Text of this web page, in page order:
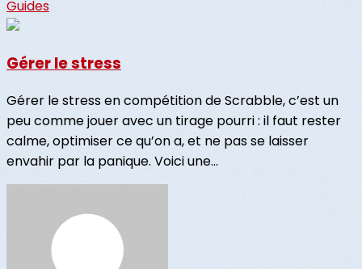
Guides
Gérer le stress
Gérer le stress en compétition de Scrabble, c’est un
peu comme jouer avec un tirage pourri : il faut rester
calme, optimiser ce qu’on a, et ne pas se laisser
envahir par la panique. Voici une...